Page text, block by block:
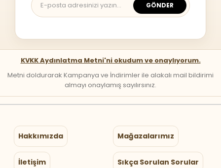
GÖNDER
KVKK Aydınlatma Metni'ni okudum ve onaylıyorum.
Metni doldurarak Kampanya ve İndirimler ile alakalı mail bildirimi
almayı onaylamış sayılırsınız.
Hakkımızda Mağazalarımız
İletişim Sıkça Sorulan Sorular